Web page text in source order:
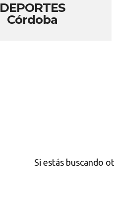
DEPORTES
Córdoba
Si estás buscando